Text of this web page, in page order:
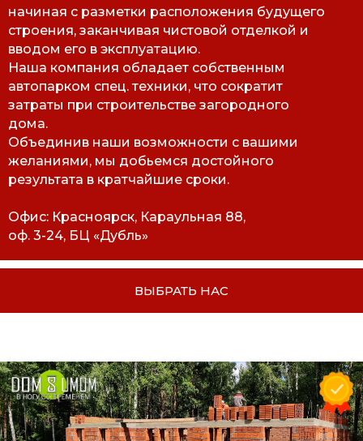
Content Oriented Web
Make great presentations, longreads, and landing pages, as well as photo stories,
blogs, lookbooks, and all other kinds of content oriented projects.
начиная с разметки расположения будущего
строения, заканчивая чистовой отделкой и
вводом его в эксплуатацию.
Наша компания обладает собственным
автопарком спец. техники, что сократит
затраты при строительстве загородного
дома.
Объединив наши возможности с вашими
желаниями, мы добьемся достойного
результата в кратчайшие сроки.
Офис: Красноярск, Караульная 88,
оф. 3-24, БЦ «Дубль»
ВЫБРАТЬ НАС